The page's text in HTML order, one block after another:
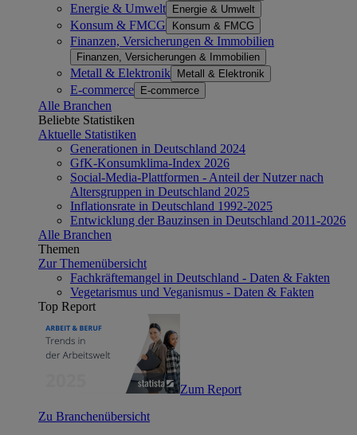
Energie & Umwelt Energie & Umwelt
Konsum & FMCG Konsum & FMCG
Finanzen, Versicherungen & Immobilien
Finanzen, Versicherungen & Immobilien
Metall & Elektronik Metall & Elektronik
E-commerce E-commerce
Alle Branchen
Beliebte Statistiken
Aktuelle Statistiken
Generationen in Deutschland 2024
GfK-Konsumklima-Index 2026
Social-Media-Plattformen - Anteil der Nutzer nach
Altersgruppen in Deutschland 2025
Inflationsrate in Deutschland 1992-2025
Entwicklung der Bauzinsen in Deutschland 2011-2026
Alle Branchen
Themen
Zur Themenübersicht
Fachkräftemangel in Deutschland - Daten & Fakten
Vegetarismus und Veganismus - Daten & Fakten
Top Report
Zum Report
Zu Branchenübersicht